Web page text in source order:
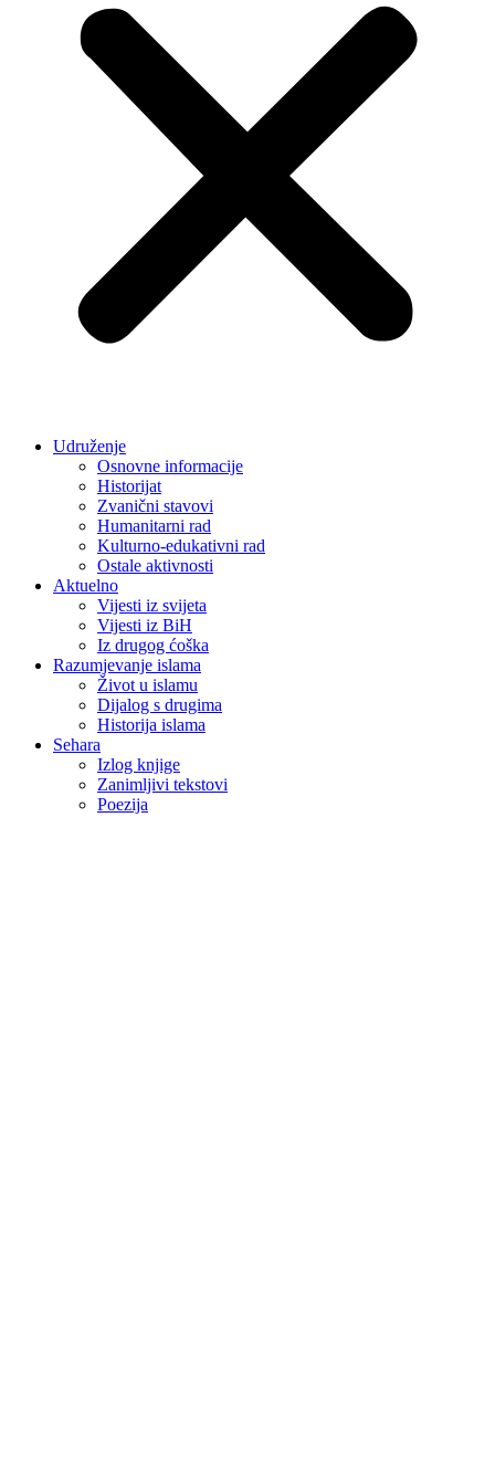
Udruženje
Osnovne informacije
Historijat
Zvanični stavovi
Humanitarni rad
Kulturno-edukativni rad
Ostale aktivnosti
Aktuelno
Vijesti iz svijeta
Vijesti iz BiH
Iz drugog ćoška
Razumjevanje islama
Život u islamu
Dijalog s drugima
Historija islama
Sehara
Izlog knjige
Zanimljivi tekstovi
Poezija